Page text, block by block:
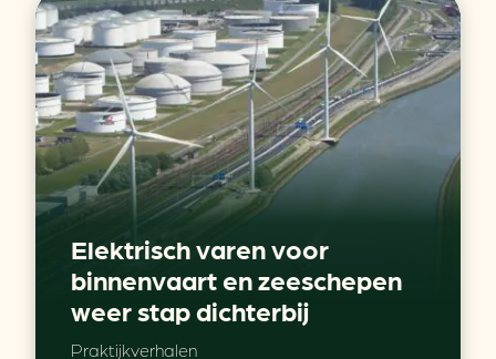
Elektrisch varen voor
binnenvaart en zeeschepen
weer stap dichterbij
Praktijkverhalen